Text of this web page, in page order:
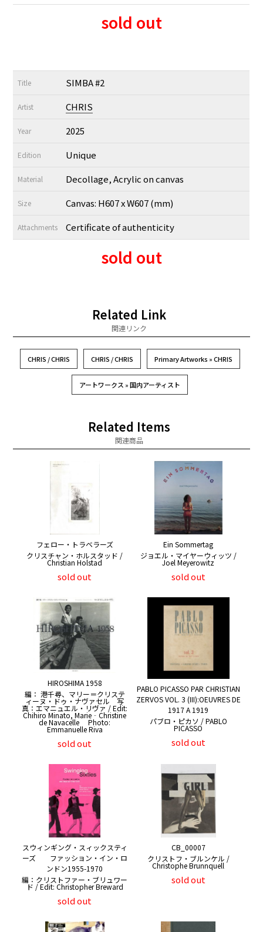
sold out
Title SIMBA #2
Artist CHRIS
Year 2025
Edition Unique
Material Decollage, Acrylic on canvas
Size Canvas: H607 x W607 (mm)
Attachments Certificate of authenticity
sold out
Related Link
関連リンク
CHRIS / CHRIS CHRIS / CHRIS Primary Artworks » CHRIS
アートワークス » 国内アーティスト
Related Items
関連商品
フェロー・トラベラーズ
クリスチャン・ホルスタッド /
Christian Holstad
sold out
Ein Sommertag
ジョエル・マイヤーウィッツ /
Joel Meyerowitz
sold out
HIROSHIMA 1958
編： 港千尋、マリー＝クリステ
ィーヌ・ドゥ・ナヴァセル 写
真：エマニュエル・リヴァ / Edit:
Chihiro Minato, Marie‐Christine
de Navacelle Photo:
Emmanuelle Riva
sold out
PABLO PICASSO PAR CHRISTIAN
ZERVOS VOL. 3 (III):OEUVRES DE
1917 A 1919
パブロ・ピカソ / PABLO
PICASSO
sold out
スウィンギング・スィックスティ
ーズ ファッション・イン・ロ
ンドン1955-1970
編：クリストファー・ブリュワー
ド / Edit: Christopher Breward
sold out
CB_00007
クリストフ・ブルンケル /
Christophe Brunnquell
sold out